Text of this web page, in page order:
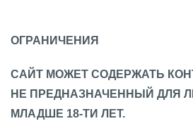
ОГРАНИЧЕНИЯ
САЙТ МОЖЕТ СОДЕРЖАТЬ
НЕ ПРЕДНАЗНАЧЕННЫЙ ДЛЯ
МЛАДШЕ 18-ТИ ЛЕТ.